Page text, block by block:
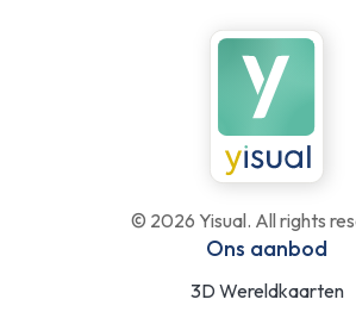
© 2026 Yisual. All rights
Ons aanbod
3D Wereldkaarten